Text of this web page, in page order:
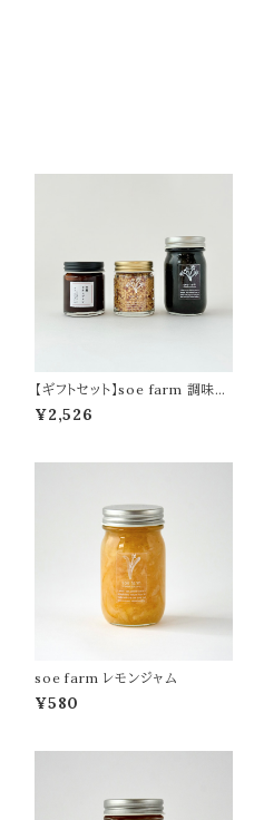
【ギフトセット】soe farm 調味料
の詰合せ
¥2,526
soe farm レモンジャム
¥580